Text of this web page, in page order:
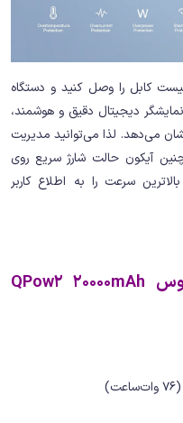
کابل را وصل کنید و دستگاه
دیجیتال دقیق و هوشمند،
می‌دهد. لذا می‌توانید مدیریت
آیکون حالت شارژ سریع روی
سرعت را به اطلاع کاربر
مشخصات فنی پاوربانک بیسوس QPow2 20000mAh